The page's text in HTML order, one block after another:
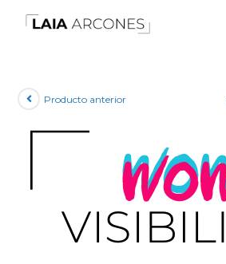
Producto anterior